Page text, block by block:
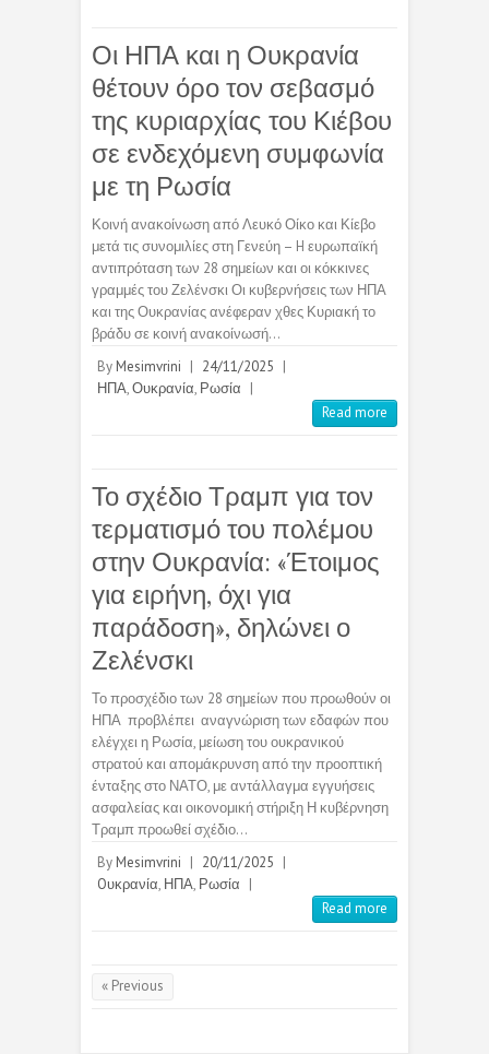
Οι ΗΠΑ και η Ουκρανία
θέτουν όρο τον σεβασμό
της κυριαρχίας του Κιέβου
σε ενδεχόμενη συμφωνία
με τη Ρωσία
Κοινή ανακοίνωση από Λευκό Οίκο και Κίεβο
μετά τις συνομιλίες στη Γενεύη – H ευρωπαϊκή
αντιπρόταση των 28 σημείων και οι κόκκινες
γραμμές του Ζελένσκι Οι κυβερνήσεις των ΗΠΑ
και της Ουκρανίας ανέφεραν χθες Κυριακή το
βράδυ σε κοινή ανακοίνωσή…
By Mesimvrini | 24/11/2025 |
ΗΠΑ,Ουκρανία, Ρωσία |
Read more
Το σχέδιο Τραμπ για τον
τερματισμό του πολέμου
στην Ουκρανία: «Έτοιμος
για ειρήνη, όχι για
παράδοση», δηλώνει ο
Ζελένσκι
Το προσχέδιο των 28 σημείων που προωθούν οι
ΗΠΑ προβλέπει αναγνώριση των εδαφών που
ελέγχει η Ρωσία, μείωση του ουκρανικού
στρατού και απομάκρυνση από την προοπτική
ένταξης στο ΝΑΤΟ, με αντάλλαγμα εγγυήσεις
ασφαλείας και οικονομική στήριξη Η κυβέρνηση
Τραμπ προωθεί σχέδιο…
By Mesimvrini | 20/11/2025 |
Oυκρανία, ΗΠΑ, Ρωσία |
Read more
« Previous